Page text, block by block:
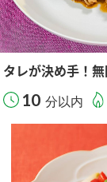
タレが決め手！
10 分以内